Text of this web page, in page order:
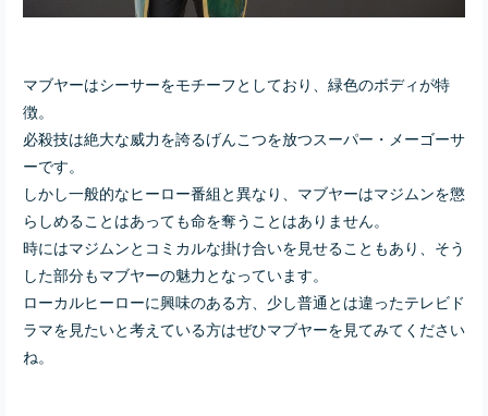
マブヤーはシーサーをモチーフとしており、緑色のボディが特
徴。
必殺技は絶大な威力を誇るげんこつを放つスーパー・メーゴーサ
ーです。
しかし一般的なヒーロー番組と異なり、マブヤーはマジムンを懲
らしめることはあっても命を奪うことはありません。
時にはマジムンとコミカルな掛け合いを見せることもあり、そう
した部分もマブヤーの魅力となっています。
ローカルヒーローに興味のある方、少し普通とは違ったテレビド
ラマを見たいと考えている方はぜひマブヤーを見てみてください
ね。